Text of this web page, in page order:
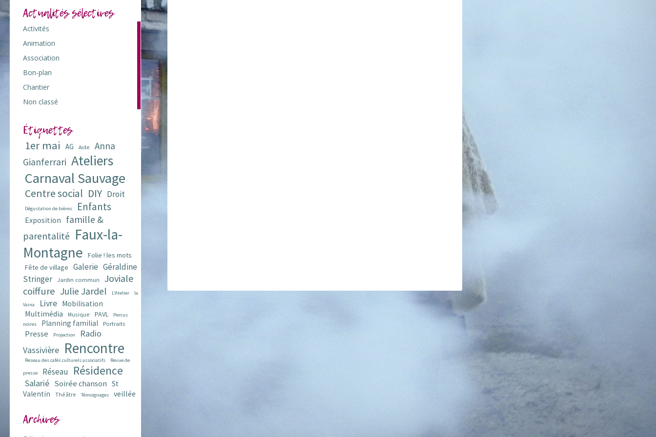
Actualités sélectives
Activités 103
Animation
Association 73
Bon-plan 42
Chantier 7
Non classé 1
Étiquettes
1er mai AG Aide
Anna
Gianferrari Ateliers
Carnaval Sauvage
Centre social DIY Droit
Dégustation de bières Enfants
Exposition famille &
parentalité Faux-la-
Montagne
Folie ! les mots
Fête de village
Galerie Géraldine
Stringer
Jardin commun
Joviale
coiffure Julie Jardel L'Atelier
la
Vaina
Livre Mobilisation
Multimédia Musique PAVL
Percus
noires
Planning familial Portraits
Presse Projection
Radio
Vassivière Rencontre
Reseau des cafés culturels associatifs
Revue de
presse
Réseau Résidence
Salarié Soirée chanson St
Valentin
Théâtre Témoignages veillée
Archives
Archives